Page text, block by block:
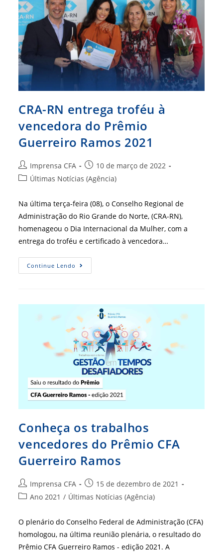
Pelo
CRA-
DF
E
CFA
CRA-RN entrega troféu à
vencedora do Prêmio
Guerreiro Ramos 2021
Autor
do
Imprensa CFA
Post
publicado:
10 de março de 2022
Categoria
post:
Últimas Notícias (Agência)
Na última terça-feira (08), o Conselho Regional de
Administração do Rio Grande do Norte, (CRA-RN),
homenageou o Dia Internacional da Mulher, com a
entrega do troféu e certificado à vencedora…
Continue Lendo CRA-
RN
Do
Prêmio
Guerreiro
Ramos
2021
Conheça os trabalhos
vencedores do Prêmio CFA
Guerreiro Ramos
Autor
do
Imprensa CFA
Post
publicado:
15 de dezembro de 2021
Categoria
post:
Ano 2021 / Últimas Notícias (Agência)
O plenário do Conselho Federal de Administração (CFA)
homologou, na última reunião plenária, o resultado do
Prêmio CFA Guerreiro Ramos - edição 2021. A